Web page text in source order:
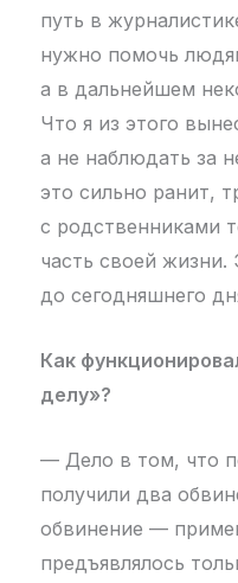
путь в
нужно помочь
а в дальнейшем
Что я из этого
а не наблюдать за
это сильно ранит,
с родственниками
часть своей
до сегодняшнего
Как
делу»?
— Дело в том, что
получили два
обвинение —
предъявлялось